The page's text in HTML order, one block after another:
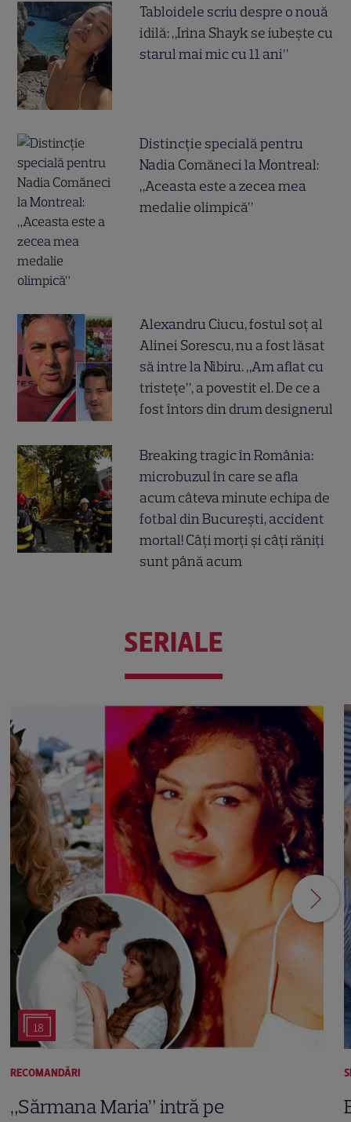
Tabloidele scriu despre o nouă
idilă: „Irina Shayk se iubește cu
starul mai mic cu 11 ani”
Distincție specială pentru
Nadia Comăneci la Montreal:
„Aceasta este a zecea mea
medalie olimpică”
Alexandru Ciucu, fostul soț al
Alinei Sorescu, nu a fost lăsat
să intre la Nibiru. „Am aflat cu
tristețe”, a povestit el. De ce a
fost întors din drum designerul
Breaking tragic în România:
microbuzul în care se afla
acum câteva minute echipa de
fotbal din București, accident
mortal! Câți morți și câți răniți
sunt până acum
SERIALE
18
RECOMANDĂRI
„Sărmana Maria” intră pe